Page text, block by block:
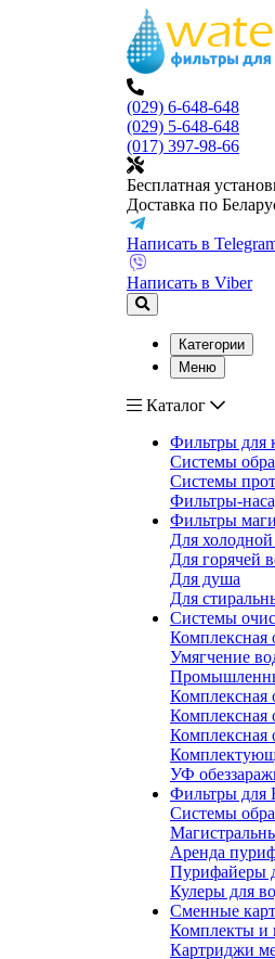
(029) 6-648-648
(029) 5-648-648
(017) 397-98-66
Бесплатная
Доставка по
Написать в
Написать в Viber
Категории
Меню
Каталог
Фильтры для
Системы
Системы
Фильтры-
Фильтры
Для
Для горячей
Для душа
Для
Системы
Комплексная
Умягчение
Комплексная
Комплексная
Комплексная
УФ
Фильтры для
Системы
Аренда
Пурифайеры
Кулеры для
Сменные
Комплекты и
Картриджи